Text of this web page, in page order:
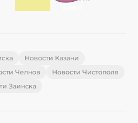
Новости Казани
Челнов
Новости Чистополя
Заинска